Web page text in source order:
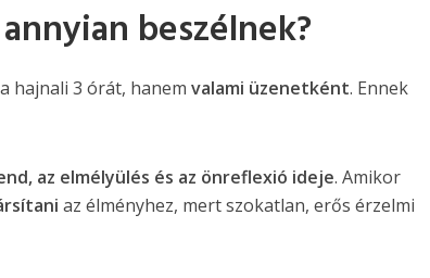
beszélnek?
hajnali 3 órát, hanemvalami üzenetként. Ennek
az elmélyülés és az önreflexió ideje. Amikor
az élményhez, mert szokatlan, erős érzelmi